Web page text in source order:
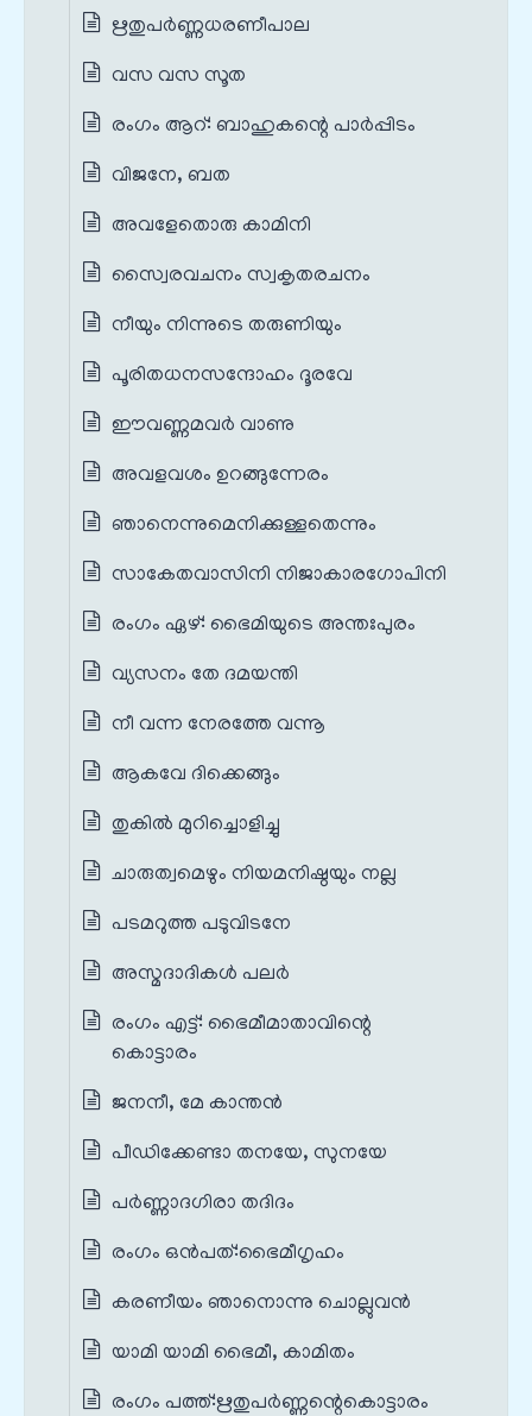
ഋതുപർണ്ണധരണീപാല
വസ വസ സൂത
രംഗം ആറ്‌: ബാഹുകന്റെ പാർപ്പിടം
വിജനേ, ബത
അവളേതൊരു കാമിനി
സ്വൈരവചനം സ്വകൃതരചനം
നീയും നിന്നുടെ തരുണിയും
പൂരിതധനസന്ദോഹം ദൂരവേ
ഈവണ്ണമവർ വാണു
അവളവശം ഉറങ്ങുന്നേരം
ഞാനെന്നുമെനിക്കുള്ളതെന്നും
സാകേതവാസിനി നിജാകാരഗോപിനി
രംഗം ഏഴ്‌: ഭൈമിയുടെ അന്തഃപുരം
വ്യസനം തേ ദമയന്തി
നീ വന്ന നേരത്തേ വന്നൂ
ആകവേ ദിക്കെങ്ങും
തുകിൽ മുറിച്ചൊളിച്ചു
ചാരുത്വമെഴും നിയമനിഷ്ഠയും നല്ല
പടമറുത്ത പടുവിടനേ
അസ്മദാദികൾ പലർ
രംഗം എട്ട്‌: ഭൈമീമാതാവിന്റെ
കൊട്ടാരം
ജനനീ, മേ കാന്തൻ
പീഡിക്കേണ്ടാ തനയേ, സുനയേ
പർണ്ണാദഗിരാ തദിദം
രംഗം ഒൻപത്‌:ഭൈമീഗൃഹം
കരണീയം ഞാനൊന്നു ചൊല്ലുവൻ
യാമി യാമി ഭൈമീ, കാമിതം
രംഗം പത്ത്‌:ഋതുപർണ്ണന്റെകൊട്ടാരം